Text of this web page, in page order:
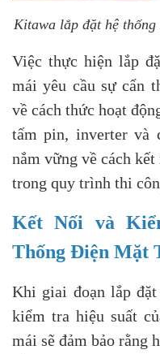
Kitawa lắp đặt hệ
Việc thực hiện lắp
mái yêu cầu sự cẩn
về cách thức hoạt
tấm pin, inverter và
nắm vững về cách
trong quy trình thi
Kết Nối và
Thống Điện Mặt
Khi giai đoạn lắp
kiểm tra hiệu suất
mái sẽ đảm bảo rằng